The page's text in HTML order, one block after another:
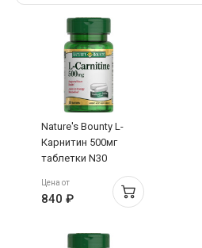
Nature's Bounty L-
Карнитин 500мг
таблетки N30
Цена от
840 ₽